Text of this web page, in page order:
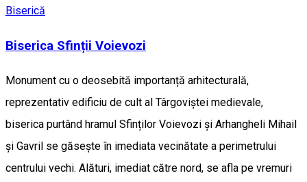
Biserică
Biserica Sfinții Voievozi
Monument cu o deosebită importanță arhitecturală,
reprezentativ edificiu de cult al Târgoviștei medievale,
biserica purtând hramul Sfinților Voievozi și Arhangheli Mihail
și Gavril se găsește în imediata vecinătate a perimetrului
centrului vechi. Alături, imediat către nord, se afla pe vremuri